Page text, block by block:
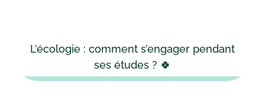
L’écologie : comment s’engager pendant
ses études ? 🍀